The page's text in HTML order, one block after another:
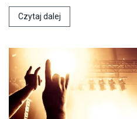
Czytaj dalej